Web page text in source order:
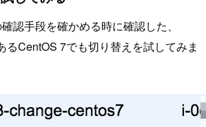
認手段を確かめる時に確認した、
るCentOS 7でも切り替えを試してみま